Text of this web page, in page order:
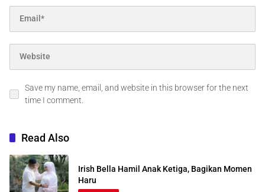
Save my name, email, and website in this browser for the next
time I comment.
Read Also
Irish Bella Hamil Anak Ketiga, Bagikan Momen
Haru